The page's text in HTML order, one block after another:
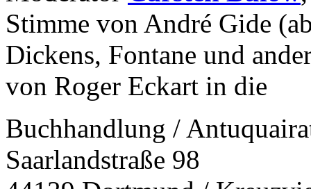
Stimme von André Gide
Dickens, Fontane und
von Roger Eckart in die
Buchhandlung /
Saarlandstraße 98